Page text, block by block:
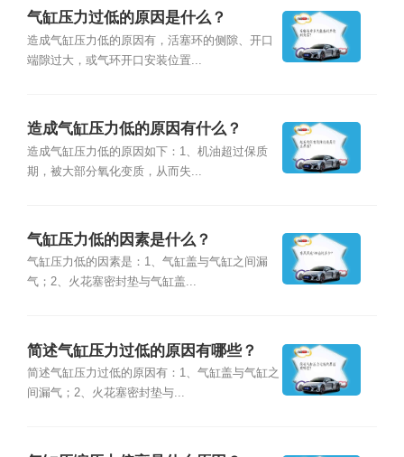
气缸压力过低的原因是什么？
造成气缸压力低的原因有，活塞环的侧隙、开口
端隙过大，或气环开口安装位置...
造成气缸压力低的原因有什么？
造成气缸压力低的原因如下：1、机油超过保质
期，被大部分氧化变质，从而失...
气缸压力低的因素是什么？
气缸压力低的因素是：1、气缸盖与气缸之间漏
气；2、火花塞密封垫与气缸盖...
简述气缸压力过低的原因有哪些？
简述气缸压力过低的原因有：1、气缸盖与气缸之
间漏气；2、火花塞密封垫与...